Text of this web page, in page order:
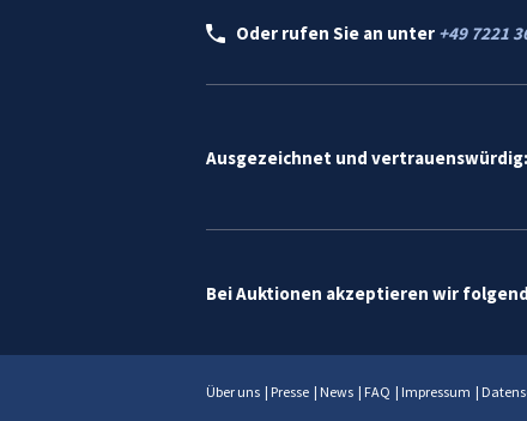
Oder rufen Sie an unter +49 7221
Ausgezeichnet und vertrauenswürdig:
Bei Auktionen akzeptieren wir
Über uns | Presse | News | FAQ | Impressum |